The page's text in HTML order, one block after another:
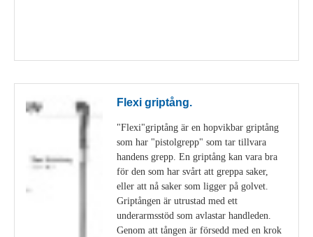
Flexi griptång.
"Flexi"griptång är en hopvikbar griptång
som har "pistolgrepp" som tar tillvara
handens grepp. En griptång kan vara bra
för den som har svårt att greppa saker,
eller att nå saker som ligger på golvet.
Griptången är utrustad med ett
underarmsstöd som avlastar handleden.
Genom att tången är försedd med en krok